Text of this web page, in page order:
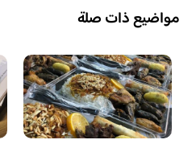
مواضيع ذات صلة